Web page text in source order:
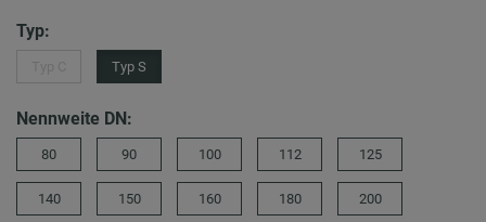
Typ:
Typ S
Nennweite DN:
80 90 100 112 125
140 150 160 180 200